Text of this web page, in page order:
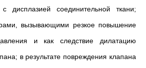
дисплазией соединительной ткани;
вызывающими резкое повышение
и как следствие дилатацию
в результате повреждения клапана